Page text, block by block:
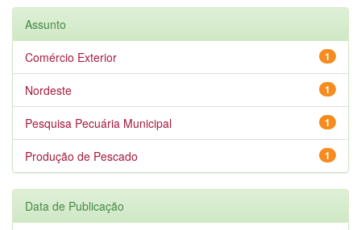
Assunto
1
Comércio Exterior
1
Nordeste
1
Pesquisa Pecuária Municipal
1
Produção de Pescado
Data de Publicação